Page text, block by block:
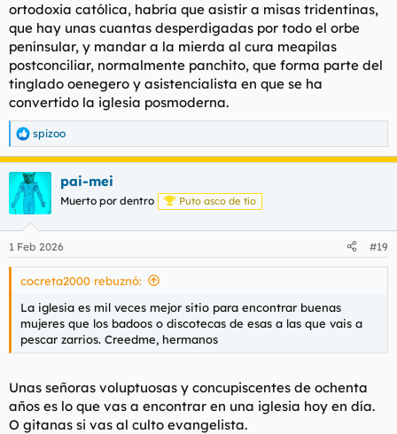
ortodoxia católica, habría que asistir a misas tridentinas,
que hay unas cuantas desperdigadas por todo el orbe
penínsular, y mandar a la mierda al cura meapilas
postconciliar, normalmente panchito, que forma parte del
tinglado oenegero y asistencialista en que se ha
convertido la iglesia posmoderna.
R
e
a
c
c
i
e
s
spizoo
pai-mei
Muerto por dentro Puto asco de tío
1 Feb 2026 #19
cocreta2000 rebuznó:
La iglesia es mil veces mejor sitio para encontrar buenas
mujeres que los badoos o discotecas de esas a las que vais a
pescar zarrios. Creedme, hermanos
Unas señoras voluptuosas y concupiscentes de ochenta
años es lo que vas a encontrar en una iglesia hoy en día.
O gitanas si vas al culto evangelista.